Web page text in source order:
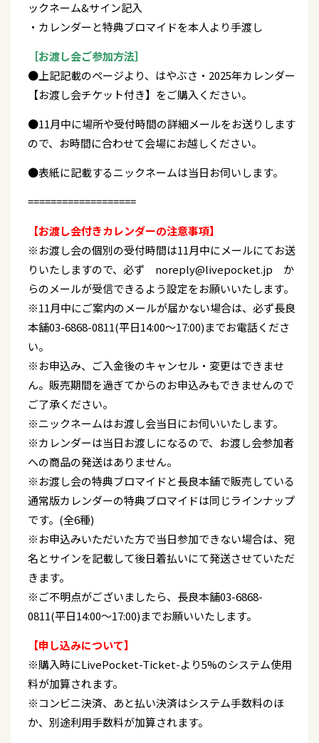
ックネーム&サイン記入
・カレンダーと特典ブロマイドを本人より手渡し
［お渡し会ご参加方法］
●上記記載のページより、はやぶさ・2025年カレンダー
【お渡し会チケット付き】をご購入ください。
●11月中に場所や受付時間の詳細メールをお送りします
ので、お時間に合わせて会場にお越しください。
●表紙に記載するニックネームは当日お伺いします。
===================
【お渡し会付きカレンダーの注意事項】
※お渡し会の個別の受付時間は11月中にメールにてお送
りいたしますので、必ず noreply@livepocket.jp か
らのメールが受信できるよう設定をお願いいたします。
※11月中にご案内のメールが届かない場合は、必ず長良
本舗03-6868-0811(平日14:00～17:00)までお電話くださ
い。
※お申込み、ご入金後のキャンセル・変更はできませ
ん。販売期間を過ぎてからのお申込みもできませんので
ご了承ください。
※ニックネームはお渡し会当日にお伺いいたします。
※カレンダーは当日お渡しになるので、お渡し会参加者
への商品の発送はありません。
※お渡し会の特典ブロマイドと長良本舗で販売している
通常版カレンダーの特典ブロマイドは同じラインナップ
です。(全6種)
※お申込みいただいた方で当日参加できない場合は、宛
名とサインを記載して後日着払いにて発送させていただ
きます。
※ご不明点がございましたら、長良本舗03-6868-
0811(平日14:00～17:00)までお願いいたします。
【申し込みについて】
※購入時にLivePocket-Ticket-より5%のシステム使用
料が加算されます。
※コンビニ決済、あと払い決済はシステム手数料のほ
か、別途利用手数料が加算されます。